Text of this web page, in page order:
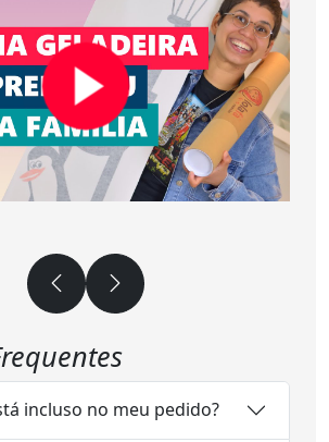
incluso no meu pedido?